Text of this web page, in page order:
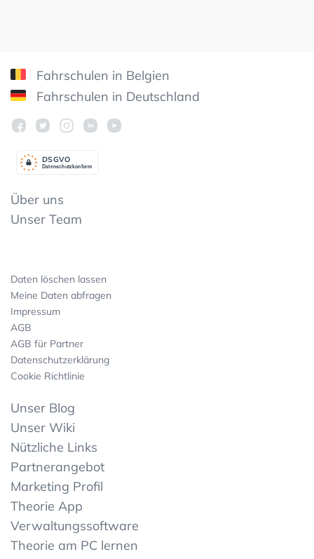
Fahrschulen in Belgien
Fahrschulen in Deutschland
Datenschutzkonform
DSGVO
Über uns
Unser Team
Daten löschen lassen
Meine Daten abfragen
Impressum
AGB
AGB für Partner
Datenschutzerklärung
Cookie Richtlinie
Unser Blog
Unser Wiki
Nützliche Links
Partnerangebot
Marketing Profil
Theorie App
Verwaltungssoftware
Theorie am PC lernen